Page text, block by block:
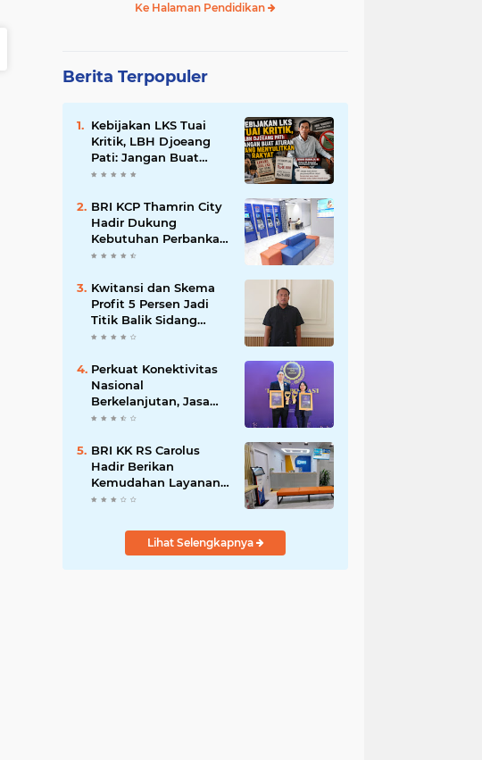
Ke Halaman Pendidikan
Berita Terpopuler
Kebijakan LKS Tuai
Kritik, LBH Djoeang
Pati: Jangan Buat
Aturan yang
BRI KCP Thamrin City
Hadir Dukung
Kebutuhan Perbankan
Tenant, Pengelola, dan
Perdagangan Jakarta
Pusat
Kwitansi dan Skema
Profit 5 Persen Jadi
Titik Balik Sidang
Suwarti dan Novi
Perkuat Konektivitas
Nasional
Berkelanjutan, Jasa
Marga Raih
Award 2026
BRI KK RS Carolus
Hadir Berikan
Kemudahan Layanan
Perbankan bagi
dan Masyarakat
Lihat Selengkapnya